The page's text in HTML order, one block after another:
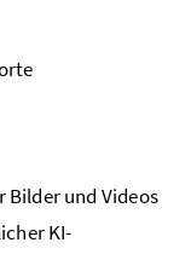
Bilder und Videos
KI-